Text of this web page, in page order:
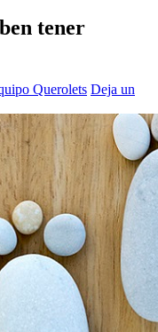
tener
Querolets Deja un